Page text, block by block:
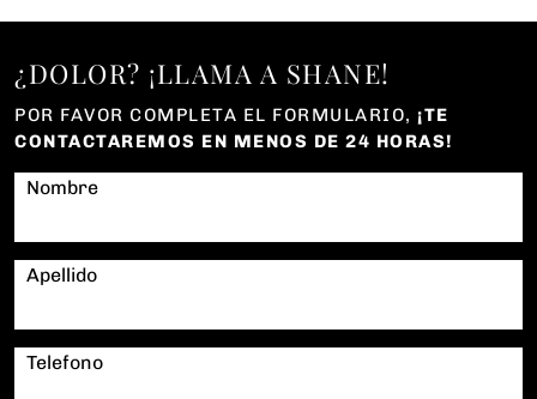
¿DOLOR? ¡LLAMA A SHANE!
POR FAVOR COMPLETA EL FORMULARIO, ¡TE
CONTACTAREMOS EN MENOS DE 24 HORAS!
Nombre
Apellido
Telefono